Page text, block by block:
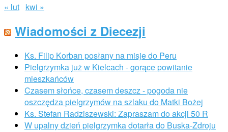
« lut kwi »
Wiadomości z Diecezji
Ks. Filip Korban posłany na misje do Peru
Pielgrzymka już w Kielcach - gorące powitanie
mieszkańców
Czasem słońce, czasem deszcz - pogoda nie
oszczędza pielgrzymów na szlaku do Matki Bożej
Ks. Stefan Radziszewski: Zapraszam do akcji 50 R
W upalny dzień pielgrzymka dotarła do Buska-Zdroju